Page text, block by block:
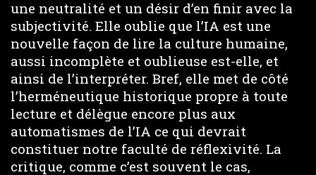
une neutralité et un désir d’en finir avec la
subjectivité. Elle oublie que l’IA est une
nouvelle façon de lire la culture humaine,
aussi incomplète et oublieuse est-elle, et
ainsi de l’interpréter. Bref, elle met de côté
l’herméneutique historique propre à toute
lecture et délègue encore plus aux
automatismes de l’IA ce qui devrait
constituer notre faculté de réflexivité. La
critique, comme c’est souvent le cas,